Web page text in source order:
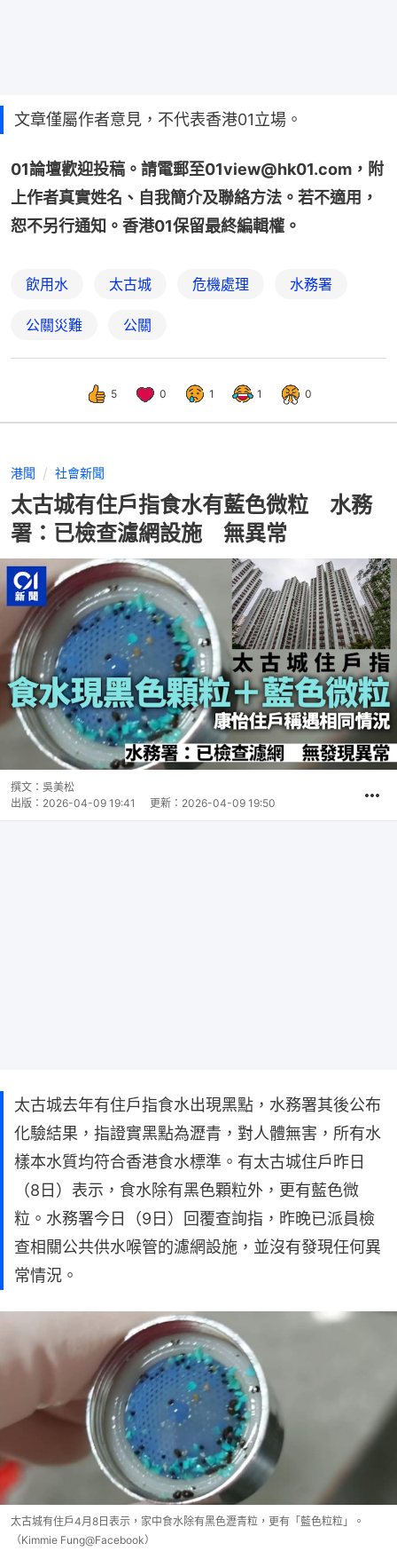
文章僅屬作者意見，不代表香港01立場。
01論壇歡迎投稿。請電郵至01view@hk01.com，附
上作者真實姓名、自我簡介及聯絡方法。若不適用，
恕不另行通知。香港01保留最終編輯權。
飲用水 太古城 危機處理 水務署
公關災難 公關
5 0 1 1 0
港聞 社會新聞
太古城有住戶指食水有藍色微粒 水務
署：已檢查濾網設施 無異常
撰文： 吳美松
出版： 2026-04-09 19:41 更新： 2026-04-09 19:50
太古城去年有住戶指食水出現黑點，水務署其後公布
化驗結果，指證實黑點為瀝青，對人體無害，所有水
樣本水質均符合香港食水標準。有太古城住戶昨日
（8日）表示，食水除有黑色顆粒外，更有藍色微
粒。水務署今日（9日）回覆查詢指，昨晚已派員檢
查相關公共供水喉管的濾網設施，並沒有發現任何異
常情況。
太古城有住戶4月8日表示，家中食水除有黑色瀝青粒，更有「藍色粒粒」。
（Kimmie Fung@Facebook）